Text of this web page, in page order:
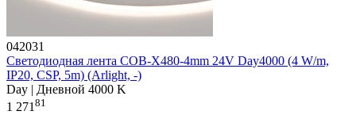
042031
Светодиодная лента COB-X480-4mm 24V Day4000 (4 W/m,
IP20, CSP, 5m) (Arlight, -)
Day | Дневной 4000 K
1 27181